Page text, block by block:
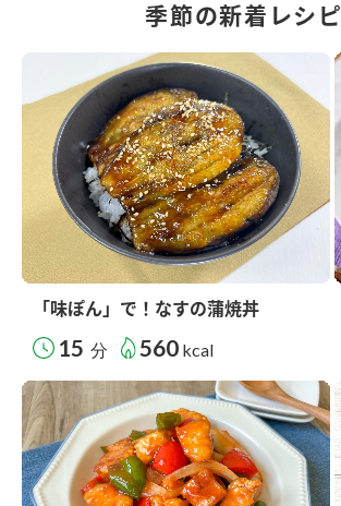
季節の新着レシピ
「味ぽん」で！なすの蒲焼丼
15 分 560 kcal